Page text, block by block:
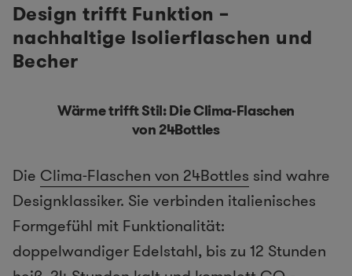
Design trifft Funktion –
nachhaltige Isolierflaschen und
Becher
Wärme trifft Stil: Die Clima-Flaschen
von 24Bottles
Die Clima-Flaschen von 24Bottles sind wahre
Designklassiker. Sie verbinden italienisches
Formgefühl mit Funktionalität:
doppelwandiger Edelstahl, bis zu 12 Stunden